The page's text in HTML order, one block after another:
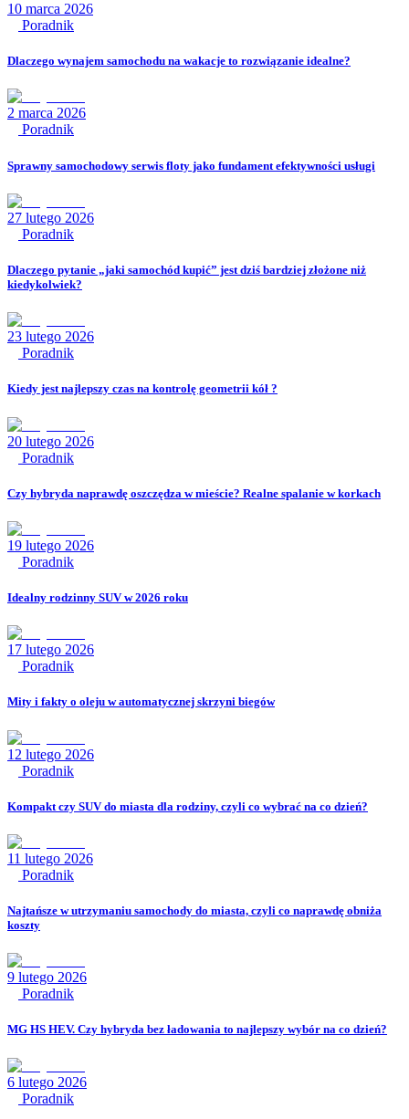
10 marca 2026
Poradnik
Dlaczego wynajem samochodu na wakacje to rozwiązanie idealne?
2 marca 2026
Poradnik
Sprawny samochodowy serwis floty jako fundament efektywności usługi
27 lutego 2026
Poradnik
Dlaczego pytanie „jaki samochód kupić” jest dziś bardziej złożone niż
kiedykolwiek?
23 lutego 2026
Poradnik
Kiedy jest najlepszy czas na kontrolę geometrii kół ?
20 lutego 2026
Poradnik
Czy hybryda naprawdę oszczędza w mieście? Realne spalanie w korkach
19 lutego 2026
Poradnik
Idealny rodzinny SUV w 2026 roku
17 lutego 2026
Poradnik
Mity i fakty o oleju w automatycznej skrzyni biegów
12 lutego 2026
Poradnik
Kompakt czy SUV do miasta dla rodziny, czyli co wybrać na co dzień?
11 lutego 2026
Poradnik
Najtańsze w utrzymaniu samochody do miasta, czyli co naprawdę obniża
koszty
9 lutego 2026
Poradnik
MG HS HEV. Czy hybryda bez ładowania to najlepszy wybór na co dzień?
6 lutego 2026
Poradnik